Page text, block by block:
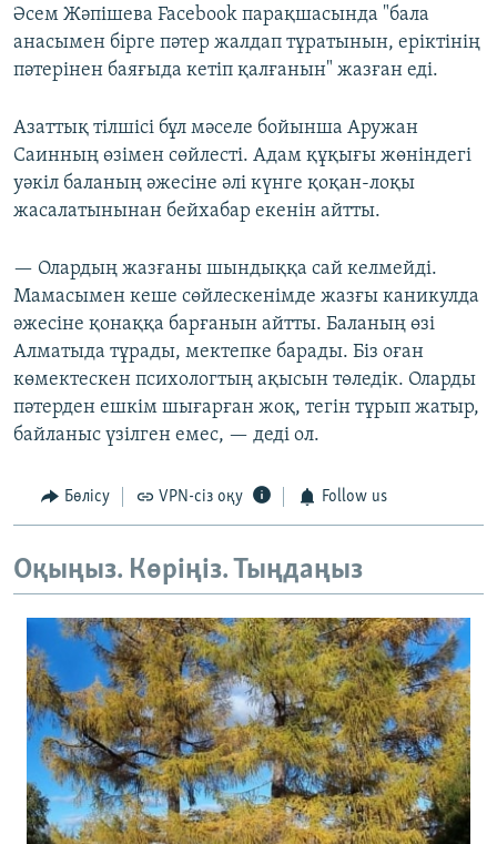
Әсем Жәпішева Facebook парақшасында "бала
анасымен бірге пәтер жалдап тұратынын, еріктінің
пәтерінен баяғыда кетіп қалғанын" жазған еді.
Азаттық тілшісі бұл мәселе бойынша Аружан
Саинның өзімен сөйлесті. Адам құқығы жөніндегі
уәкіл баланың әжесіне әлі күнге қоқан-лоқы
жасалатынынан бейхабар екенін айтты.
— Олардың жазғаны шындыққа сай келмейді.
Мамасымен кеше сөйлескенімде жазғы каникулда
әжесіне қонаққа барғанын айтты. Баланың өзі
Алматыда тұрады, мектепке барады. Біз оған
көмектескен психологтың ақысын төледік. Оларды
пәтерден ешкім шығарған жоқ, тегін тұрып жатыр,
байланыс үзілген емес, — деді ол.
Бөлісу VPN-сіз оқу Follow us
Оқыңыз. Көріңіз. Тыңдаңыз